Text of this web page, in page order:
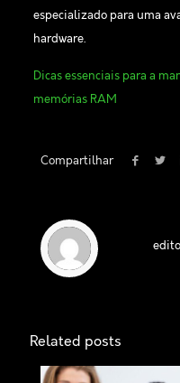
especializado para uma
hardware.
Dicas essenciais para a
memórias RAM
Compartilhar
Related posts